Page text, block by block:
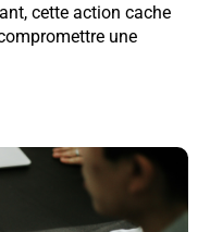
cette action cache
une